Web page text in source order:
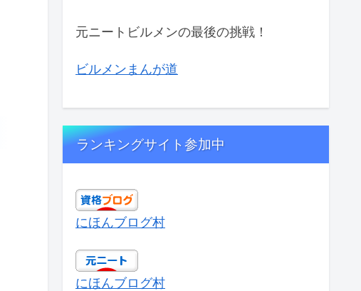
元ニートビルメンの最後の挑戦！
ビルメンまんが道
ランキングサイト参加中
にほんブログ村
にほんブログ村